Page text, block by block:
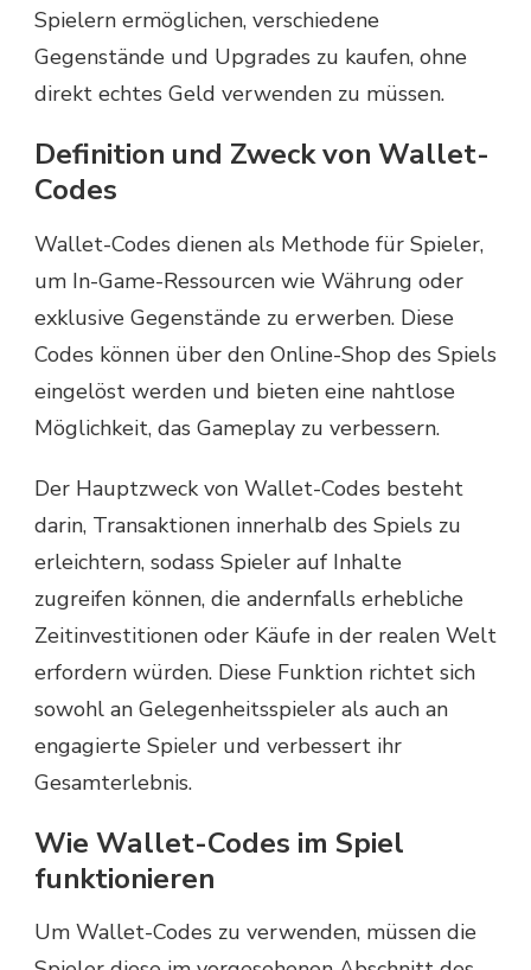
Spielern ermöglichen, verschiedene
Gegenstände und Upgrades zu kaufen, ohne
direkt echtes Geld verwenden zu müssen.
Definition und Zweck von Wallet-
Codes
Wallet-Codes dienen als Methode für Spieler,
um In-Game-Ressourcen wie Währung oder
exklusive Gegenstände zu erwerben. Diese
Codes können über den Online-Shop des Spiels
eingelöst werden und bieten eine nahtlose
Möglichkeit, das Gameplay zu verbessern.
Der Hauptzweck von Wallet-Codes besteht
darin, Transaktionen innerhalb des Spiels zu
erleichtern, sodass Spieler auf Inhalte
zugreifen können, die andernfalls erhebliche
Zeitinvestitionen oder Käufe in der realen Welt
erfordern würden. Diese Funktion richtet sich
sowohl an Gelegenheitsspieler als auch an
engagierte Spieler und verbessert ihr
Gesamterlebnis.
Wie Wallet-Codes im Spiel
funktionieren
Um Wallet-Codes zu verwenden, müssen die